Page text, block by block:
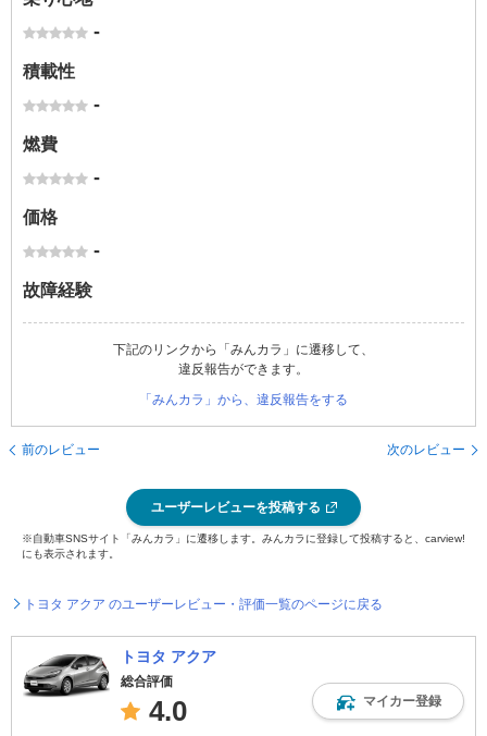
-
積載性
-
燃費
-
価格
-
故障経験
下記のリンクから「みんカラ」に遷移して、
違反報告ができます。
「みんカラ」から、違反報告をする
前のレビュー 次のレビュー
ユーザーレビューを投稿する
※自動車SNSサイト「みんカラ」に遷移します。みんカラに登録して投稿すると、carview!
にも表示されます。
トヨタ アクア のユーザーレビュー・評価一覧のページに戻る
トヨタ アクア
総合評価
4.0 マイカー登録